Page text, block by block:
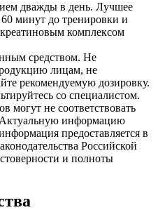
дважды в день. Лучшее
минут до тренировки и
комплексом
средством. Не
лицам, не
рекомендуемую дозировку.
со специалистом.
могут не соответствовать
информацию
предоставляется в
Российской
и полноты